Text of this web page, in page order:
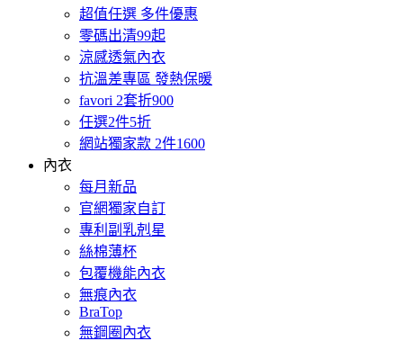
超值任選 多件優惠
零碼出清99起
涼感透氣內衣
抗溫差專區 發熱保暖
favori 2套折900
任選2件5折
網站獨家款 2件1600
內衣
每月新品
官網獨家自訂
專利副乳剋星
絲棉薄杯
包覆機能內衣
無痕內衣
BraTop
無鋼圈內衣